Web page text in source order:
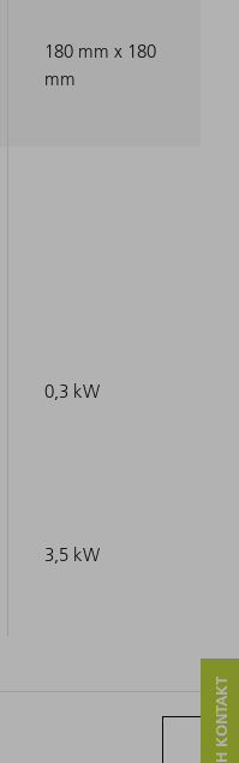
180 mm x 180
mm
0,3 kW
3,5 kW